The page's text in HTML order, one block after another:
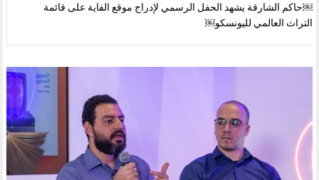
￼حاكم الشارقة يشهد الحفل الرسمي لإدراج موقع الفاية على قائمة
التراث العالمي لليونسكو￼